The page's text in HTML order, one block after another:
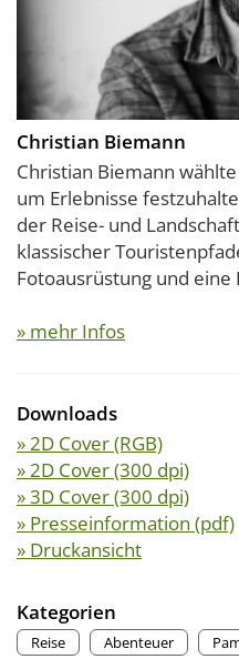
Christian Biemann
Christian Biemann
um Erlebnisse
der Reise- und
klassischer
Fotoausrüstung und
» mehr Infos
Downloads
» 2D Cover (RGB)
» 2D Cover (300 dpi)
» 3D Cover (300 dpi)
» Presseinformation (pdf)
» Druckansicht
Kategorien
Reise Abenteuer